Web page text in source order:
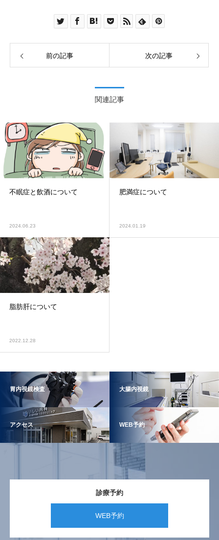
前の記事 次の記事
関連記事
不眠症と飲酒について
2024.06.23
肥満症について
2024.01.19
脂肪肝について
2022.12.28
胃内視鏡検査 大腸内視鏡
アクセス WEB予約
診療予約
WEB予約